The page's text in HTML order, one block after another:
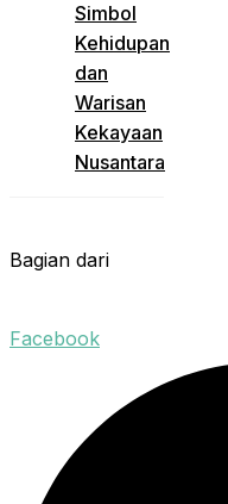
Simbol
Kehidupan
dan
Warisan
Kekayaan
Nusantara
Bagian dari
Facebook